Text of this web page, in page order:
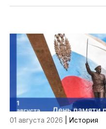
01 августа 2026 | История